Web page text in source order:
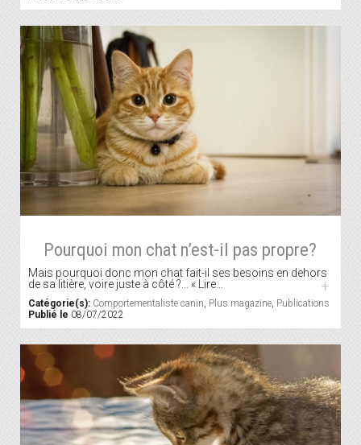
Pourquoi mon chat n’est-il pas propre?
Mais pourquoi donc mon chat fait-il ses besoins en dehors
de sa litière, voire juste à côté ?… « Lire…
+
Catégorie(s): Comportementaliste canin, Plus magazine, Publications
Publié le 08/07/2022